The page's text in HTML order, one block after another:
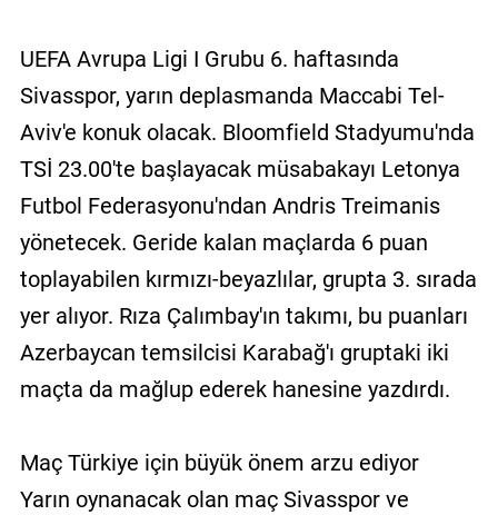
UEFA Avrupa Ligi I Grubu 6. haftasında
Sivasspor, yarın deplasmanda Maccabi Tel-
Aviv'e konuk olacak. Bloomfield Stadyumu'nda
TSİ 23.00'te başlayacak müsabakayı Letonya
Futbol Federasyonu'ndan Andris Treimanis
yönetecek. Geride kalan maçlarda 6 puan
toplayabilen kırmızı-beyazlılar, grupta 3. sırada
yer alıyor. Rıza Çalımbay'ın takımı, bu puanları
Azerbaycan temsilcisi Karabağ'ı gruptaki iki
maçta da mağlup ederek hanesine yazdırdı.
Maç Türkiye için büyük önem arzu ediyor
Yarın oynanacak olan maç Sivasspor ve